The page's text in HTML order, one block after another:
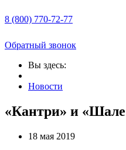
8 (800) 770-72-77
Обратный звонок
Вы здесь:
Новости
«Кантри» и
18 мая 2019